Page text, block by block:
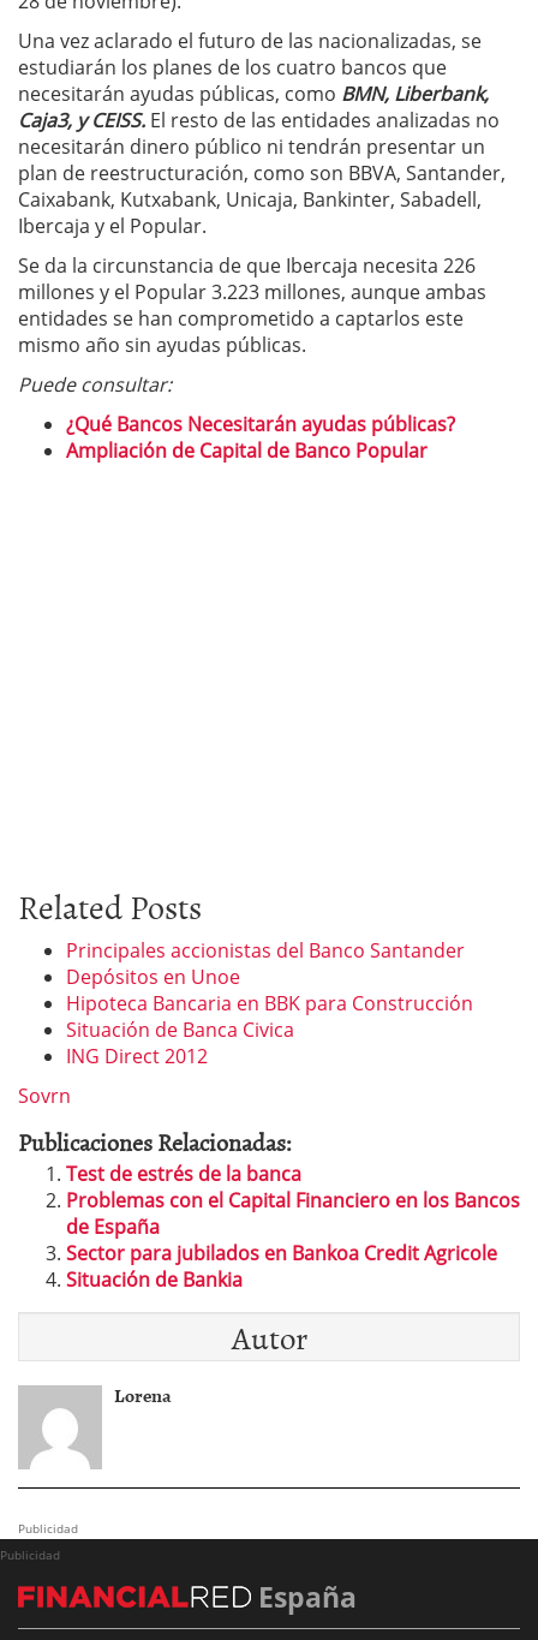
Una vez aclarado el futuro de las nacionalizadas, se
estudiarán los planes de los cuatro bancos que
necesitarán ayudas públicas, como BMN, Liberbank,
Caja3, y CEISS. El resto de las entidades analizadas no
necesitarán dinero público ni tendrán presentar un
plan de reestructuración, como son BBVA, Santander,
Caixabank, Kutxabank, Unicaja, Bankinter, Sabadell,
Ibercaja y el Popular.
Se da la circunstancia de que Ibercaja necesita 226
millones y el Popular 3.223 millones, aunque ambas
entidades se han comprometido a captarlos este
mismo año sin ayudas públicas.
Puede consultar:
¿Qué Bancos Necesitarán ayudas públicas?
Ampliación de Capital de Banco Popular
Related Posts
Principales accionistas del Banco Santander
Depósitos en Unoe
Hipoteca Bancaria en BBK para Construcción
Situación de Banca Civica
ING Direct 2012
Sovrn
Publicaciones Relacionadas:
Test de estrés de la banca
Problemas con el Capital Financiero en los Bancos
de España
Sector para jubilados en Bankoa Credit Agricole
Situación de Bankia
Autor
Lorena
Publicidad
Publicidad
España